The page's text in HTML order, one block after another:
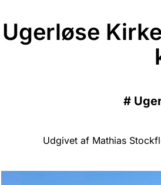
Ugerløse
#
Udgivet af Mathias